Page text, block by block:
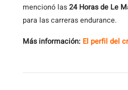
mencionó las24 Horas de Le
para las carreras endurance.
Más información: El perfil del